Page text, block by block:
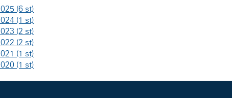
(6 st)
(1 st)
(2 st)
(2 st)
(1 st)
(1 st)